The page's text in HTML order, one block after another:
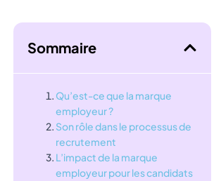
Sommaire
Qu’est-ce que la marque
employeur ?
Son rôle dans le processus de
recrutement
L’impact de la marque
employeur pour les candidats